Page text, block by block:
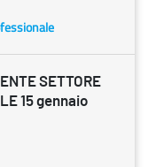
SETTORE
15 gennaio